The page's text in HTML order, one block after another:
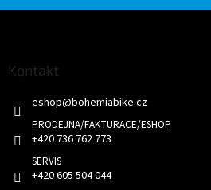
Kontakt
eshop@bohemiabike.cz
+420 736 762 773
+420 605 504 044